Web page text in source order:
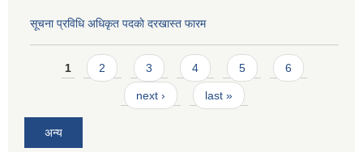
सूचना प्रविधि अधिकृत पदकाे दरखास्त फारम
Pages
1 2 3 4 5 6
next › last »
अन्य